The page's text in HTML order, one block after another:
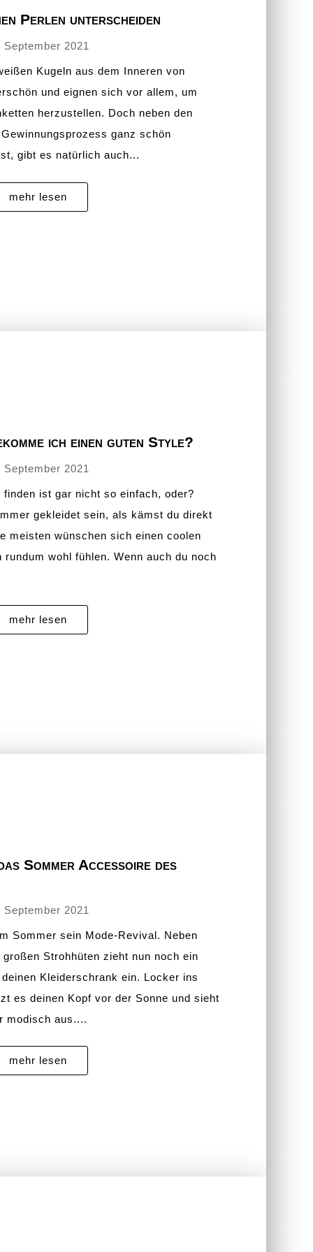
Perlen unterscheiden
September 2021
Kugeln aus dem Inneren von
und eignen sich vor allem, um
herzustellen. Doch neben den
ganz schön
gibt es natürlich auch...
mehr lesen
ich einen guten Style?
September 2021
finden ist gar nicht so einfach, oder?
gekleidet sein, als kämst du direkt
meisten wünschen sich einen coolen
wohl fühlen. Wenn auch du noch
mehr lesen
Sommer Accessoire des
September 2021
Sommer sein Mode-Revival. Neben
Strohhüten zieht nun noch ein
Kleiderschrank ein. Locker ins
es deinen Kopf vor der Sonne und sieht
modisch aus....
mehr lesen